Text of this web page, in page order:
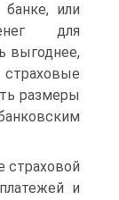
или
для
выгоднее,
размеры
страховой
и